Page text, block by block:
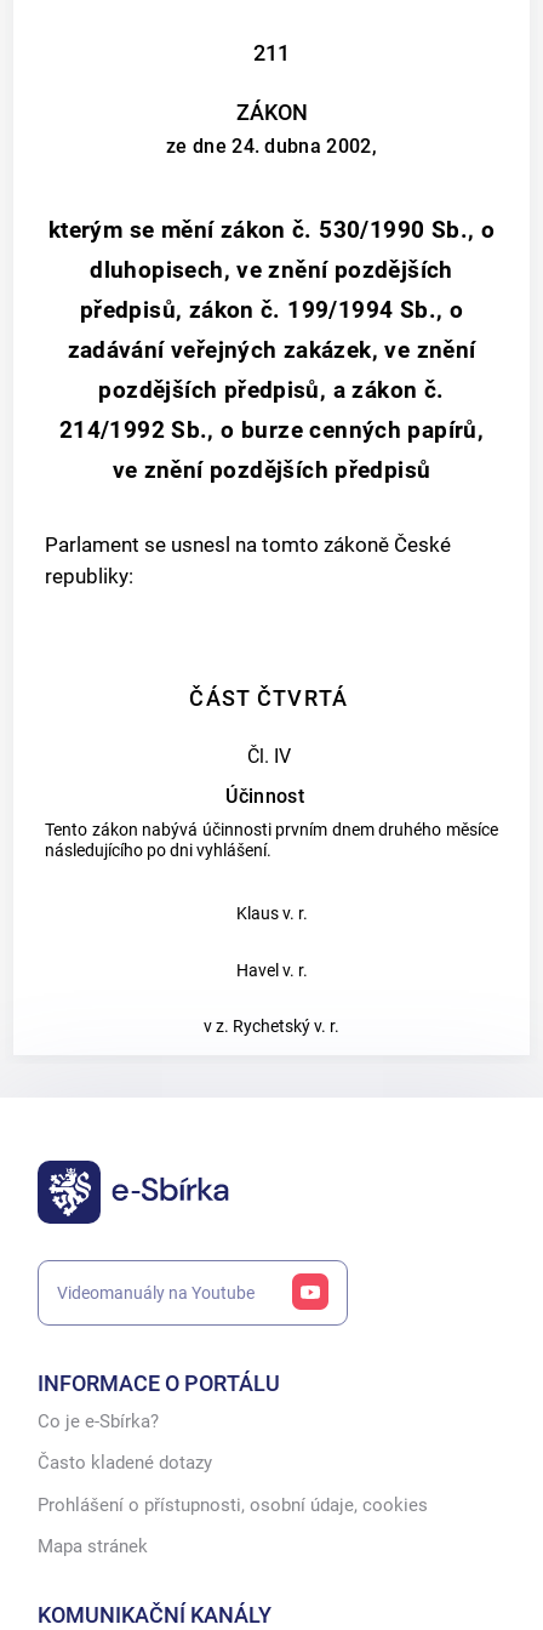
211
ZÁKON
ze dne 24. dubna 2002,
kterým se mění zákon č. 530/1990 Sb., o
dluhopisech, ve znění pozdějších
předpisů, zákon č. 199/1994 Sb., o
zadávání veřejných zakázek, ve znění
pozdějších předpisů, a zákon č.
214/1992 Sb., o burze cenných papírů,
ve znění pozdějších předpisů
Parlament se usnesl na tomto zákoně České
republiky:
ČÁST ČTVRTÁ
Čl. IV
Účinnost
Tento zákon nabývá účinnosti prvním dnem druhého měsíce
následujícího po dni vyhlášení.
Klaus v. r.
Havel v. r.
v z. Rychetský v. r.
Videomanuály na Youtube
INFORMACE O PORTÁLU
Co je e-Sbírka?
Často kladené dotazy
Prohlášení o přístupnosti, osobní údaje, cookies
Mapa stránek
KOMUNIKAČNÍ KANÁLY